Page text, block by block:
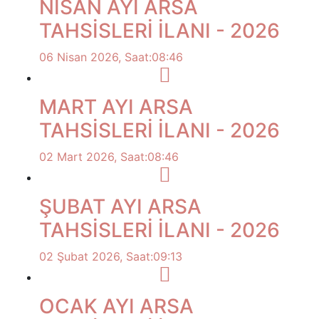
NİSAN AYI ARSA
TAHSİSLERİ İLANI - 2026
06 Nisan 2026, Saat:08:46
MART AYI ARSA
TAHSİSLERİ İLANI - 2026
02 Mart 2026, Saat:08:46
ŞUBAT AYI ARSA
TAHSİSLERİ İLANI - 2026
02 Şubat 2026, Saat:09:13
OCAK AYI ARSA